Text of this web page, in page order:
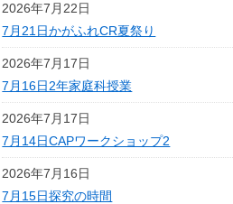
2026年7月22日
7月21日かがふれCR夏祭り
2026年7月17日
7月16日2年家庭科授業
2026年7月17日
7月14日CAPワークショップ2
2026年7月16日
7月15日探究の時間